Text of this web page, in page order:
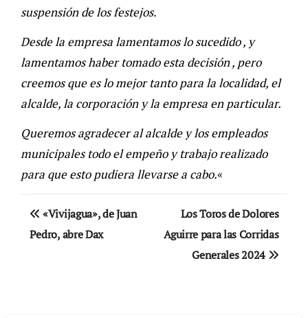
suspensión de los festejos.
Desde la empresa lamentamos lo sucedido , y
lamentamos haber tomado esta decisión , pero
creemos que es lo mejor tanto para la localidad, el
alcalde, la corporación y la empresa en particular.
Queremos agradecer al alcalde y los empleados
municipales todo el empeño y trabajo realizado
para que esto pudiera llevarse a cabo.«
Navegación
de
«Vivijagua», de Juan
Pedro, abre Dax
Los Toros de Dolores
Aguirre para las Corridas
Generales 2024